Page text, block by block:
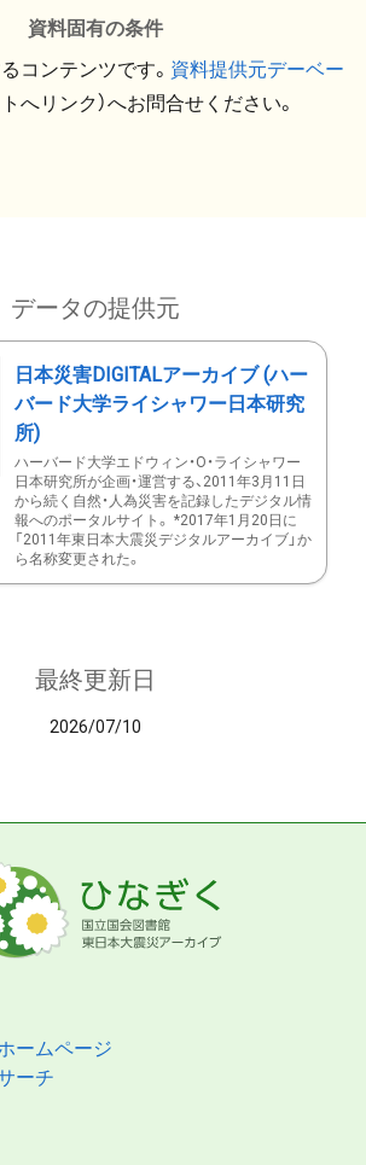
資料固有の条件
コンテンツです。 資料提供元デーベー
トへリンク）へお問合せください。
データの提供元
日本災害DIGITALアーカイブ (ハー
バード大学ライシャワー日本研究
所)
ハーバード大学エドウィン・O・ライシャワー
日本研究所が企画・運営する、2011年3月11日
から続く自然・人為災害を記録したデジタル情
報へのポータルサイト。 *2017年1月20日に
「2011年東日本大震災デジタルアーカイブ」か
ら名称変更された。
最終更新日
2026/07/10
ームページ
ーチ